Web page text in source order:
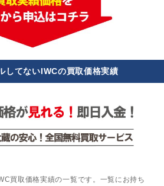
してないIWCの買取価格実績
買取価格実績の一覧です。一覧にお持ち